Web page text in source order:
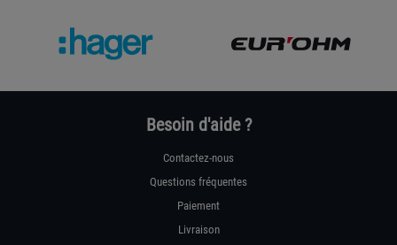
Besoin d'aide ?
Contactez-nous
Questions fréquentes
Paiement
Livraison